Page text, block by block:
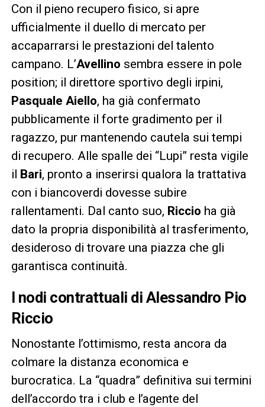
Con il pieno recupero fisico, si apre
ufficialmente il duello di mercato per
accaparrarsi le prestazioni del talento
campano. L’Avellino sembra essere in pole
position; il direttore sportivo degli irpini,
Pasquale Aiello, ha già confermato
pubblicamente il forte gradimento per il
ragazzo, pur mantenendo cautela sui tempi
di recupero. Alle spalle dei “Lupi” resta vigile
il Bari, pronto a inserirsi qualora la trattativa
con i biancoverdi dovesse subire
rallentamenti. Dal canto suo, Riccio ha già
dato la propria disponibilità al trasferimento,
desideroso di trovare una piazza che gli
garantisca continuità.
I nodi contrattuali di Alessandro Pio
Riccio
Nonostante l’ottimismo, resta ancora da
colmare la distanza economica e
burocratica. La “quadra” definitiva sui termini
dell’accordo tra i club e l’agente del